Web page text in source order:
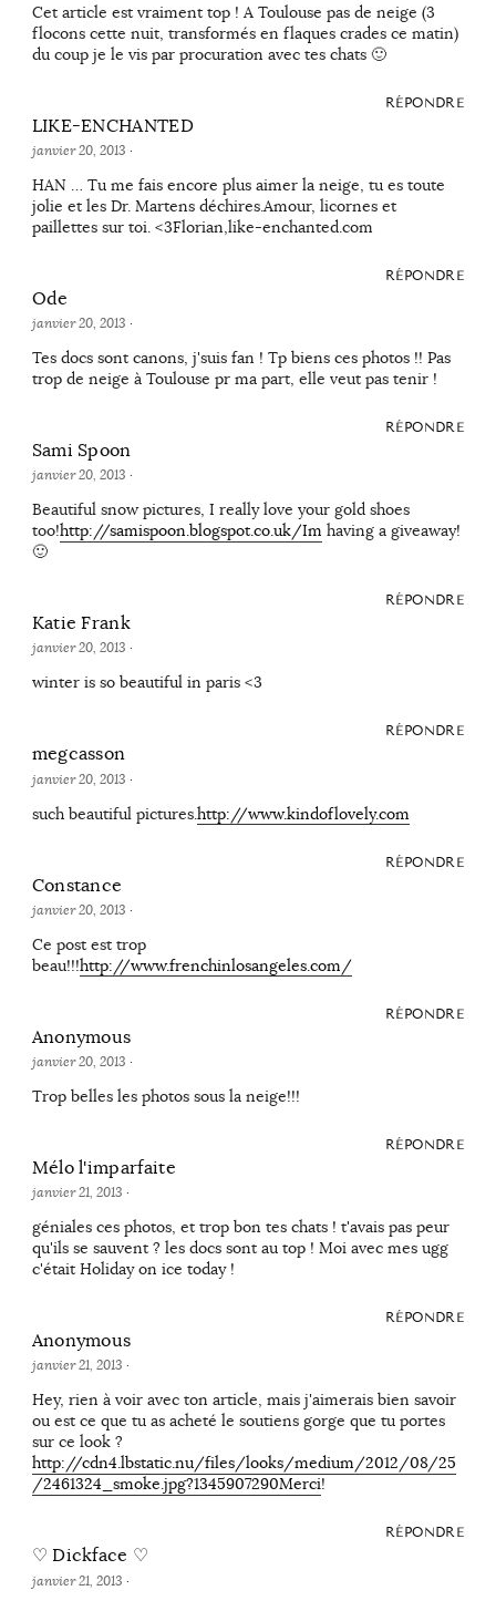
Cet article est vraiment top ! A Toulouse pas de neige (3
flocons cette nuit, transformés en flaques crades ce matin)
du coup je le vis par procuration avec tes chats 🙂
RÉPONDRE
LIKE-ENCHANTED
janvier 20, 2013 ·
HAN … Tu me fais encore plus aimer la neige, tu es toute
jolie et les Dr. Martens déchires.Amour, licornes et
paillettes sur toi. <3Florian,like-enchanted.com
RÉPONDRE
Ode
janvier 20, 2013 ·
Tes docs sont canons, j'suis fan ! Tp biens ces photos !! Pas
trop de neige à Toulouse pr ma part, elle veut pas tenir !
RÉPONDRE
Sami Spoon
janvier 20, 2013 ·
Beautiful snow pictures, I really love your gold shoes
too!http://samispoon.blogspot.co.uk/Im having a giveaway!
🙂
RÉPONDRE
Katie Frank
janvier 20, 2013 ·
winter is so beautiful in paris <3
RÉPONDRE
megcasson
janvier 20, 2013 ·
such beautiful pictures.http://www.kindoflovely.com
RÉPONDRE
Constance
janvier 20, 2013 ·
Ce post est trop
beau!!!http://www.frenchinlosangeles.com/
RÉPONDRE
Anonymous
janvier 20, 2013 ·
Trop belles les photos sous la neige!!!
RÉPONDRE
Mélo l'imparfaite
janvier 21, 2013 ·
géniales ces photos, et trop bon tes chats ! t'avais pas peur
qu'ils se sauvent ? les docs sont au top ! Moi avec mes ugg
c'était Holiday on ice today !
RÉPONDRE
Anonymous
janvier 21, 2013 ·
Hey, rien à voir avec ton article, mais j'aimerais bien savoir
ou est ce que tu as acheté le soutiens gorge que tu portes
sur ce look ?
http://cdn4.lbstatic.nu/files/looks/medium/2012/08/25
/2461324_smoke.jpg?1345907290Merci!
RÉPONDRE
♡ Dickface ♡
janvier 21, 2013 ·